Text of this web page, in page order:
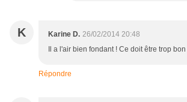
K Karine D. 26/02/2014 20:48
Il a l'air bien fondant ! Ce doit être trop
Répondre